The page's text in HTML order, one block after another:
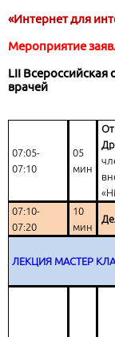
«Интернет для
Мероприятие
LII Всероссийская
врачей
07:05-
07:10
05
мин
07:10-
07:20
10
мин
ЛЕКЦИЯ МАСТЕР